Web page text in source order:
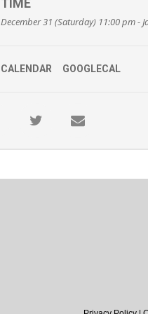
TIME
December 31 (Saturday) 11:00 pm -
CALENDAR GOOGLECAL